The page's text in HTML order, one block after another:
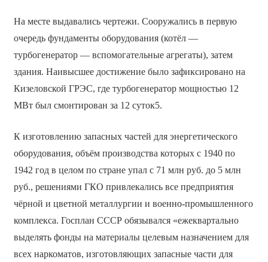
На месте выдавались чертежи. Сооружались в первую
очередь фундаменты оборудования (котёл —
турбогенератор — вспомогательные агрегаты), затем
здания. Наивысшее достижение было зафиксировано на
Кизеловской ГРЭС, где турбогенератор мощностью 12
МВт был смонтирован за 12 суток5.
К изготовлению запасных частей для энергетического
оборудования, объём производства которых с 1940 по
1942 год в целом по стране упал с 71 млн руб. до 5 млн
руб., решениями ГКО привлекались все предприятия
чёрной и цветной металлургии и военно-промышленного
комплекса. Госплан СССР обязывался «ежеквартально
выделять фонды на материалы целевым назначением для
всех наркоматов, изготовляющих запасные части для